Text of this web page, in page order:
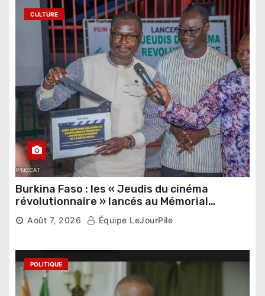
CULTURE
Burkina Faso : les « Jeudis du cinéma
révolutionnaire » lancés au Mémorial
Thomas Sankara
Août 7, 2026 Équipe LeJourPile
POLITIQUE